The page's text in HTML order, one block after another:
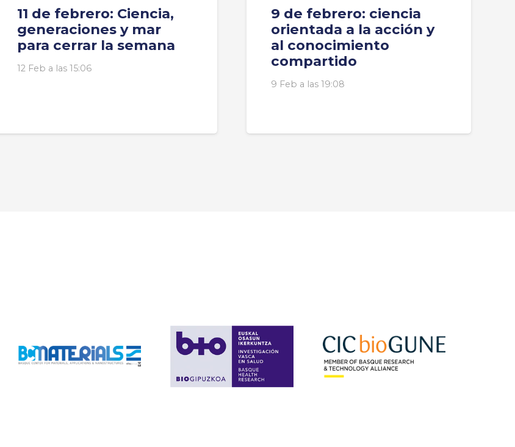
11 de febrero: Ciencia,
generaciones y mar
para cerrar la semana
12 Feb a las 15:06
9 de febrero: ciencia
orientada a la acción y
al conocimiento
compartido
9 Feb a las 19:08